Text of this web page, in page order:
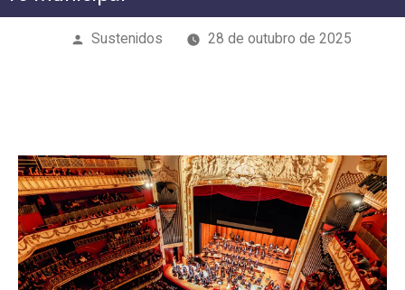
Publicado
Sustenidos 28 de outubro de 2025